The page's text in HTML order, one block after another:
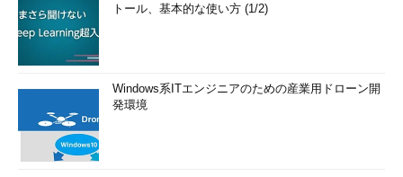
トール、基本的な使い方 (1/2)
Windows系ITエンジニアのための産業用ドローン開
発環境